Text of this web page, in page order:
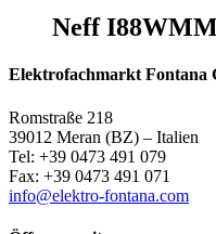
Neff
Elektrofachmarkt Fontana
Romstraße 218
39012 Meran (BZ) – Italien
Tel: +39 0473 491 079
Fax: +39 0473 491 071
info@elektro-fontana.com